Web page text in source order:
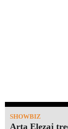
SHOWBIZ
Arta Elezaj